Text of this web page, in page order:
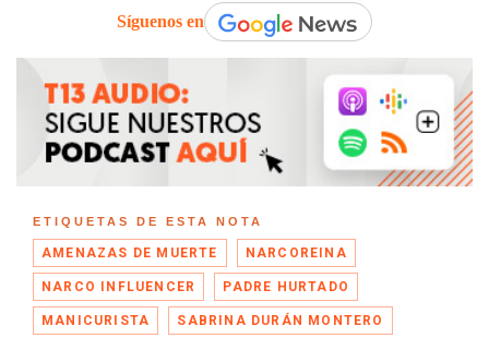
Síguenos en
ETIQUETAS DE ESTA NOTA
AMENAZAS DE MUERTE NARCOREINA
NARCO INFLUENCER PADRE HURTADO
MANICURISTA SABRINA DURÁN MONTERO